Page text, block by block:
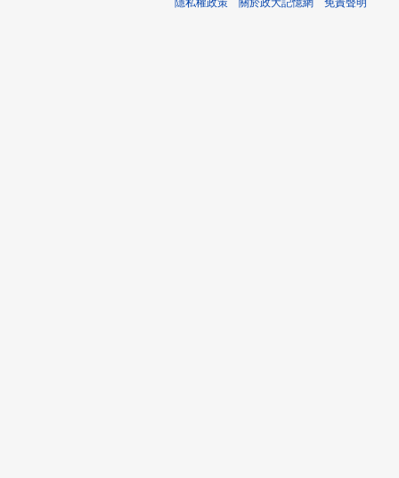
隱私權政策 關於政大記憶網 免責聲明